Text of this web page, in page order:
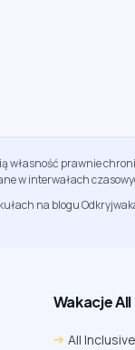
własność prawnie
w interwałach
na blogu
Wakacje
All Inclusive